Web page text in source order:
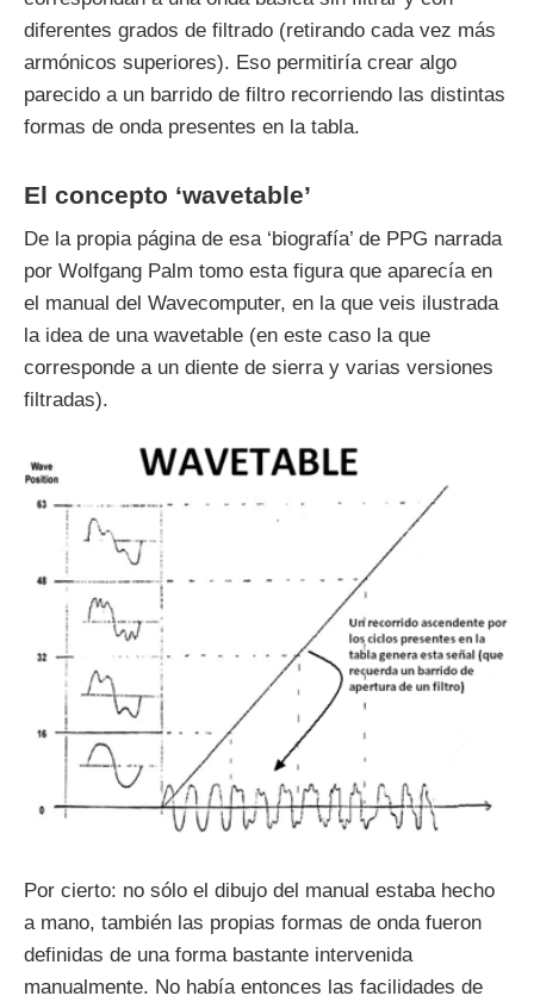
diferentes grados de filtrado (retirando cada vez más
armónicos superiores). Eso permitiría crear algo
parecido a un barrido de filtro recorriendo las distintas
formas de onda presentes en la tabla.
El concepto ‘wavetable’
De la propia página de esa ‘biografía’ de PPG narrada
por Wolfgang Palm tomo esta figura que aparecía en
el manual del Wavecomputer, en la que veis ilustrada
la idea de una wavetable (en este caso la que
corresponde a un diente de sierra y varias versiones
filtradas).
Por cierto: no sólo el dibujo del manual estaba hecho
a mano, también las propias formas de onda fueron
definidas de una forma bastante intervenida
manualmente. No había entonces las facilidades de